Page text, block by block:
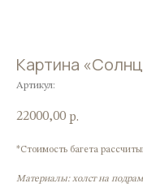
Картина
Артикул:
22000,00 р.
*Стоимость багета
Материалы: холст на